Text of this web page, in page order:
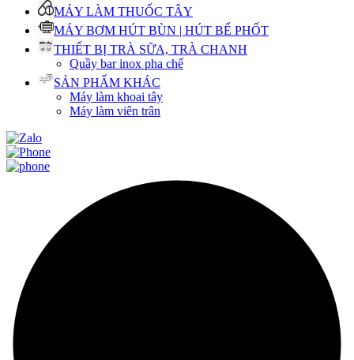
MÁY LÀM THUỐC TÂY
MÁY BƠM HÚT BÙN | HÚT BỂ PHỐT
THIẾT BỊ TRÀ SỮA, TRÀ CHANH
Quầy bar inox pha chế
SẢN PHẨM KHÁC
Máy làm khoai tây
Máy làm viên trân